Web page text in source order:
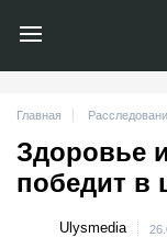
Главная
Здоровье
победит в
Ulysmedia